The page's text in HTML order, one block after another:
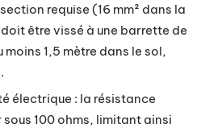
requise (16 mm² dans la
être vissé à une barrette de
moins 1,5 mètre dans le sol,
électrique : la résistance
100 ohms, limitant ainsi